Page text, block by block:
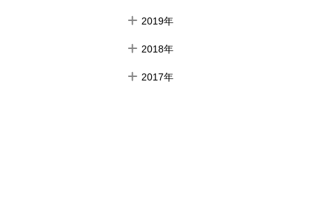
2019年
2018年
2017年